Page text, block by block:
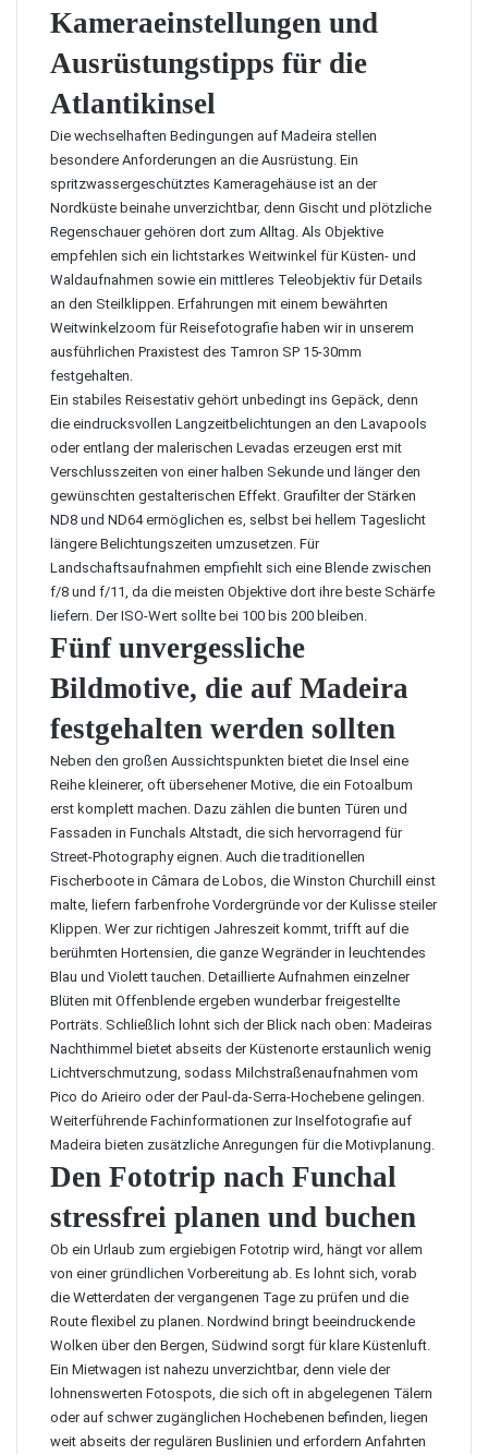
Kameraeinstellungen und
Ausrüstungstipps für die
Atlantikinsel
Die wechselhaften Bedingungen auf Madeira stellen
besondere Anforderungen an die Ausrüstung. Ein
spritzwassergeschütztes Kameragehäuse ist an der
Nordküste beinahe unverzichtbar, denn Gischt und plötzliche
Regenschauer gehören dort zum Alltag. Als Objektive
empfehlen sich ein lichtstarkes Weitwinkel für Küsten- und
Waldaufnahmen sowie ein mittleres Teleobjektiv für Details
an den Steilklippen. Erfahrungen mit einem bewährten
Weitwinkelzoom für Reisefotografie haben wir in unserem
ausführlichen Praxistest des Tamron SP 15-30mm
festgehalten.
Ein stabiles Reisestativ gehört unbedingt ins Gepäck, denn
die eindrucksvollen Langzeitbelichtungen an den Lavapools
oder entlang der malerischen Levadas erzeugen erst mit
Verschlusszeiten von einer halben Sekunde und länger den
gewünschten gestalterischen Effekt. Graufilter der Stärken
ND8 und ND64 ermöglichen es, selbst bei hellem Tageslicht
längere Belichtungszeiten umzusetzen. Für
Landschaftsaufnahmen empfiehlt sich eine Blende zwischen
f/8 und f/11, da die meisten Objektive dort ihre beste Schärfe
liefern. Der ISO-Wert sollte bei 100 bis 200 bleiben.
Fünf unvergessliche
Bildmotive, die auf Madeira
festgehalten werden sollten
Neben den großen Aussichtspunkten bietet die Insel eine
Reihe kleinerer, oft übersehener Motive, die ein Fotoalbum
erst komplett machen. Dazu zählen die bunten Türen und
Fassaden in Funchals Altstadt, die sich hervorragend für
Street-Photography eignen. Auch die traditionellen
Fischerboote in Câmara de Lobos, die Winston Churchill einst
malte, liefern farbenfrohe Vordergründe vor der Kulisse steiler
Klippen. Wer zur richtigen Jahreszeit kommt, trifft auf die
berühmten Hortensien, die ganze Wegränder in leuchtendes
Blau und Violett tauchen. Detaillierte Aufnahmen einzelner
Blüten mit Offenblende ergeben wunderbar freigestellte
Porträts. Schließlich lohnt sich der Blick nach oben: Madeiras
Nachthimmel bietet abseits der Küstenorte erstaunlich wenig
Lichtverschmutzung, sodass Milchstraßenaufnahmen vom
Pico do Arieiro oder der Paul-da-Serra-Hochebene gelingen.
Weiterführende Fachinformationen zur Inselfotografie auf
Madeira bieten zusätzliche Anregungen für die Motivplanung.
Den Fototrip nach Funchal
stressfrei planen und buchen
Ob ein Urlaub zum ergiebigen Fototrip wird, hängt vor allem
von einer gründlichen Vorbereitung ab. Es lohnt sich, vorab
die Wetterdaten der vergangenen Tage zu prüfen und die
Route flexibel zu planen. Nordwind bringt beeindruckende
Wolken über den Bergen, Südwind sorgt für klare Küstenluft.
Ein Mietwagen ist nahezu unverzichtbar, denn viele der
lohnenswerten Fotospots, die sich oft in abgelegenen Tälern
oder auf schwer zugänglichen Hochebenen befinden, liegen
weit abseits der regulären Buslinien und erfordern Anfahrten